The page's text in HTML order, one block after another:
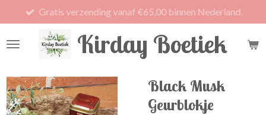
direct
naar
Kirday Boetiek
Gratis verzending vanaf €65,00 binnen Nederland.
Black Musk
Geurblokje